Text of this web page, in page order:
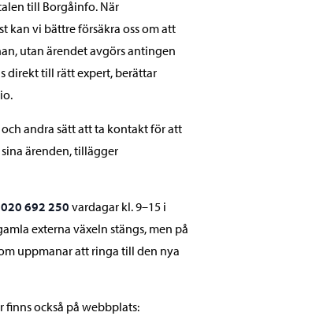
till Borgåinfo. När
kan vi bättre försäkra oss om att
utan ärendet avgörs antingen
direkt till rätt expert, berättar
andra sätt att ta kontakt för att
ärenden, tillägger
692 250 vardagar kl. 9–15 i
externa växeln stängs, men på
uppmanar att ringa till den nya
också på webbplats: